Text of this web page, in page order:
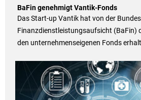
BaFin genehmigt Vantik-Fonds
Das Start-up Vantik hat von der
Finanzdienstleistungsaufsicht (BaFin)
den unternehmenseigenen Fonds